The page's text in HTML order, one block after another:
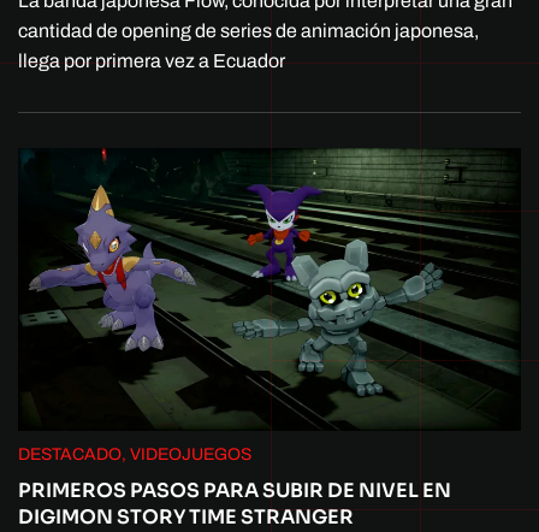
cantidad de opening de series de animación japonesa,
llega por primera vez a Ecuador
DESTACADO, VIDEOJUEGOS
PRIMEROS PASOS PARA SUBIR DE NIVEL EN
DIGIMON STORY TIME STRANGER